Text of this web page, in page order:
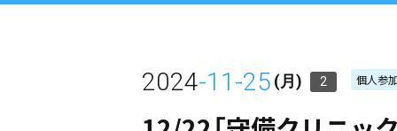
2024-11-25 (月) 2 個人参